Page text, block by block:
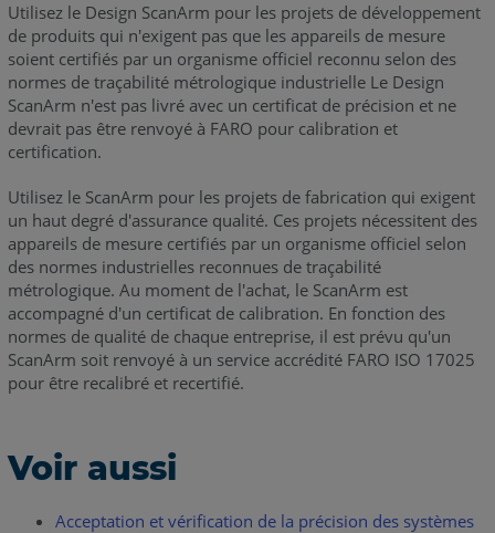
Utilisez le Design ScanArm pour les projets de développement
de produits qui n'exigent pas que les appareils de mesure
soient certifiés par un organisme officiel reconnu selon des
normes de traçabilité métrologique industrielle Le Design
ScanArm n'est pas livré avec un certificat de précision et ne
devrait pas être renvoyé à FARO pour calibration et
certification.
Utilisez le ScanArm pour les projets de fabrication qui exigent
un haut degré d'assurance qualité. Ces projets nécessitent des
appareils de mesure certifiés par un organisme officiel selon
des normes industrielles reconnues de traçabilité
métrologique. Au moment de l'achat, le ScanArm est
accompagné d'un certificat de calibration. En fonction des
normes de qualité de chaque entreprise, il est prévu qu'un
ScanArm soit renvoyé à un service accrédité FARO ISO 17025
pour être recalibré et recertifié.
Voir aussi
Acceptation et vérification de la précision des systèmes